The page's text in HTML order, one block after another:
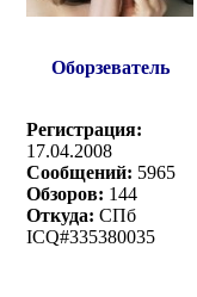
Оборзеватель
Регистрация:
17.04.2008
Сообщений: 5965
Обзоров: 144
Откуда: СПб
ICQ#335380035